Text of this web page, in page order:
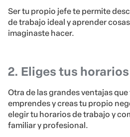
Ser tu propio jefe te permite
de trabajo ideal y aprender
imaginaste hacer.
2. Eliges tus
Otra de las grandes ventajas
emprendes y creas tu propio
elegir tu horarios de trabajo y
familiar y profesional.